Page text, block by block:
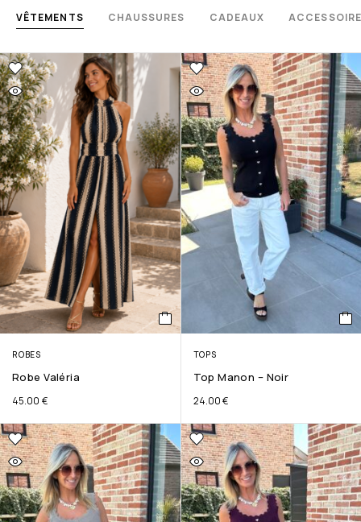
VÊTEMENTS CHAUSSURES CADEAUX
ROBES
Robe Valéria
45.00 €
TOPS
Top Manon – Noir
24.00€